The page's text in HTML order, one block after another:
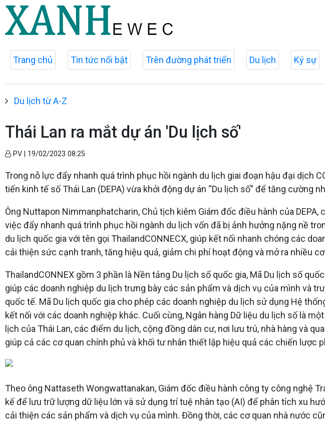
Trang chủ Tin tức nổi bật Trên đường phát triển Du lịch Ký sự
Du lịch từ A-Z
Thái Lan ra mắt dự án 'Du lịch số'
PV | 19/02/2023 08:25
Trong nỗ lực đẩy nhanh quá trình phục hồi ngành du lịch giai đoạn hậu đại dịch
tiến kinh tế số Thái Lan (DEPA) vừa khởi động dự án “Du lịch số” để tăng
Ông Nuttapon Nimmanphatcharin, Chủ tịch kiêm Giám đốc điều hành của
việc đẩy nhanh quá trình phục hồi ngành du lịch vốn đã bị ảnh hưởng nặng nề
du lịch quốc gia với tên gọi ThailandCONNECX, giúp kết nối nhanh chóng các
cải thiện sức cạnh tranh, tăng hiệu quả, giảm chi phí hoạt động và mở ra nhiều
ThailandCONNEX gồm 3 phần là Nền tảng Du lịch số quốc gia, Mã Du lịch số
giúp các doanh nghiệp du lịch trưng bày các sản phẩm và dịch vụ của mình và
quốc tế. Mã Du lịch quốc gia cho phép các doanh nghiệp du lịch sử dụng Hệ
kết nối với các doanh nghiệp khác. Cuối cùng, Ngân hàng Dữ liệu du lịch số là
lịch của Thái Lan, các điểm du lịch, cộng đồng dân cư, nơi lưu trú, nhà hàng và
giúp cả các cơ quan chính phủ và khối tư nhân thiết lập hiệu quả các chiến lược
Theo ông Nattaseth Wongwattanakan, Giám đốc điều hành công ty công nghệ
kế để lưu trữ lượng dữ liệu lớn và sử dụng trí tuệ nhân tạo (AI) để phân tích xu
cải thiện các sản phẩm và dịch vụ của mình. Đồng thời, các cơ quan nhà nước